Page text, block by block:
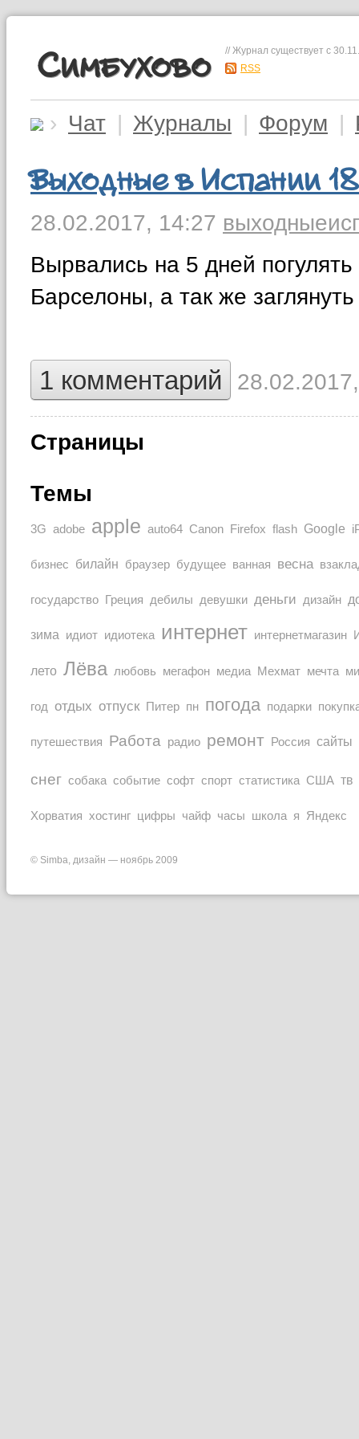
Симбухово
// Журнал существует с
RSS
› Чат | Журналы | Форум |
Выходные в Испании
28.02.2017, 14:27 выходные
Вырвались на 5 дней
Барселоны, а так же
1 комментарий
Страницы
Темы
3G adobe apple auto64 Canon Firefox flash Google
бизнес билайн браузер будущее ванная весна
государство Греция дебилы девушки деньги дизайн
зима идиот идиотека интернет интернетмагазин
лето Лёва любовь мегафон медиа Мехмат мечта
год отдых отпуск Питер пн погода подарки
путешествия Работа радио ремонт Россия сайты
снег собака событие софт спорт статистика США тв
Хорватия хостинг цифры чайф часы школа я Яндекс
© Simba, дизайн — ноябрь 2009